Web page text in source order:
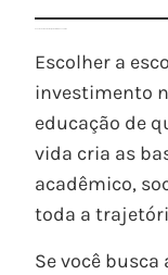
Escolher a
investimento
educação de
vida cria as
acadêmico,
toda a
Se você